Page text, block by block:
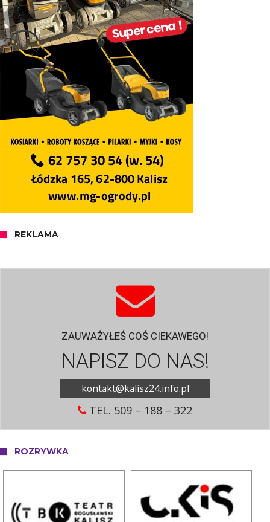
REKLAMA
ZAUWAŻYŁEŚ COŚ CIEKAWEGO!
NAPISZ DO NAS!
kontakt@kalisz24.info.pl
TEL. 509 – 188 – 322
ROZRYWKA